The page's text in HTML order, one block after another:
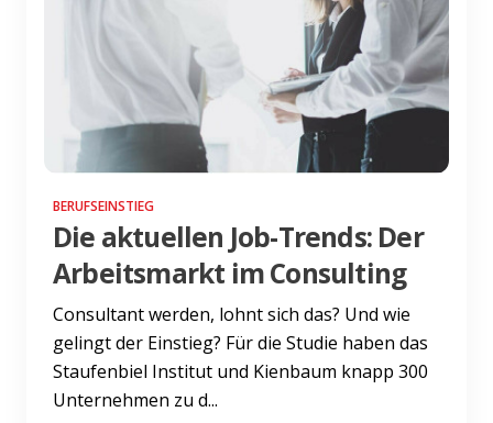
BERUFSEINSTIEG
Die aktuellen Job-Trends: Der
Arbeitsmarkt im Consulting
Consultant werden, lohnt sich das? Und wie
gelingt der Einstieg? Für die Studie haben das
Staufenbiel Institut und Kienbaum knapp 300
Unternehmen zu d...